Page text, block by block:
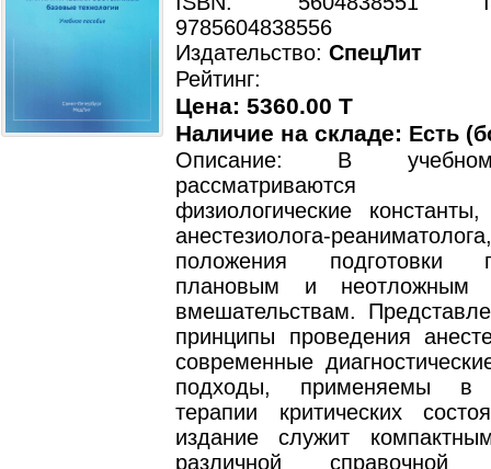
9785604838556
Издательство: СпецЛит
Рейтинг:
Цена: 5360.00 T
Наличие на складе: Есть
Описание: В
рассматриваются
физиологические
анестезиолога-
положения подготовки
плановым и неотложным
вмешательствам.
принципы проведения
современные
подходы, применяемы в
терапии критических
издание служит
различной справочной